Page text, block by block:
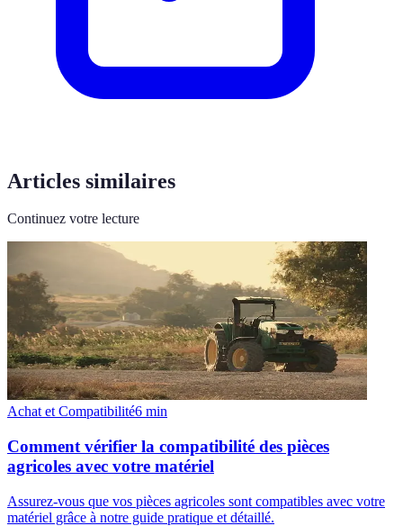
Articles similaires
Continuez votre lecture
Achat et Compatibilité6 min
Comment vérifier la compatibilité des pièces
agricoles avec votre matériel
Assurez-vous que vos pièces agricoles sont compatibles avec votre
matériel grâce à notre guide pratique et détaillé.